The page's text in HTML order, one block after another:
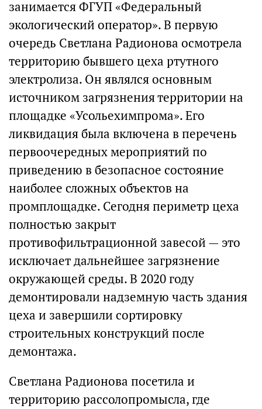
занимается ФГУП «Федеральный
экологический оператор». В первую
очередь Светлана Радионова осмотрела
территорию бывшего цеха ртутного
электролиза. Он являлся основным
источником загрязнения территории на
площадке «Усольехимпрома». Его
ликвидация была включена в перечень
первоочередных мероприятий по
приведению в безопасное состояние
наиболее сложных объектов на
промплощадке. Сегодня периметр цеха
полностью закрыт
противофильтрационной завесой — это
исключает дальнейшее загрязнение
окружающей среды. В 2020 году
демонтировали надземную часть здания
цеха и завершили сортировку
строительных конструкций после
демонтажа.
Светлана Радионова посетила и
территорию рассолопромысла, где